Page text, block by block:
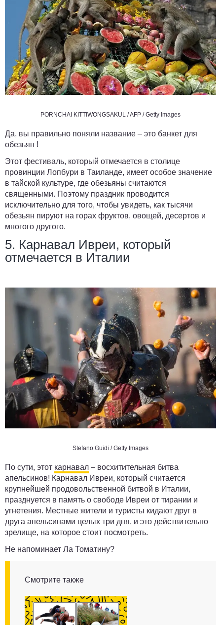
PORNCHAI KITTIWONGSAKUL / AFP / Getty Images
Да, вы правильно поняли название – это банкет для
обезьян !
Этот фестиваль, который отмечается в столице
провинции Лопбури в Таиланде, имеет особое значение
в тайской культуре, где обезьяны считаются
священными. Поэтому праздник проводится
исключительно для того, чтобы увидеть, как тысячи
обезьян пируют на горах фруктов, овощей, десертов и
многого другого.
5. Карнавал Ивреи, который
отмечается в Италии
Stefano Guidi / Getty Images
По сути, этот карнавал – восхитительная битва
апельсинов! Карнавал Ивреи, который считается
крупнейшей продовольственной битвой в Италии,
празднуется в память о свободе Ивреи от тирании и
угнетения. Местные жители и туристы кидают друг в
друга апельсинами целых три дня, и это действительно
зрелище, на которое стоит посмотреть.
Не напоминает Ла Томатину?
Смотрите также